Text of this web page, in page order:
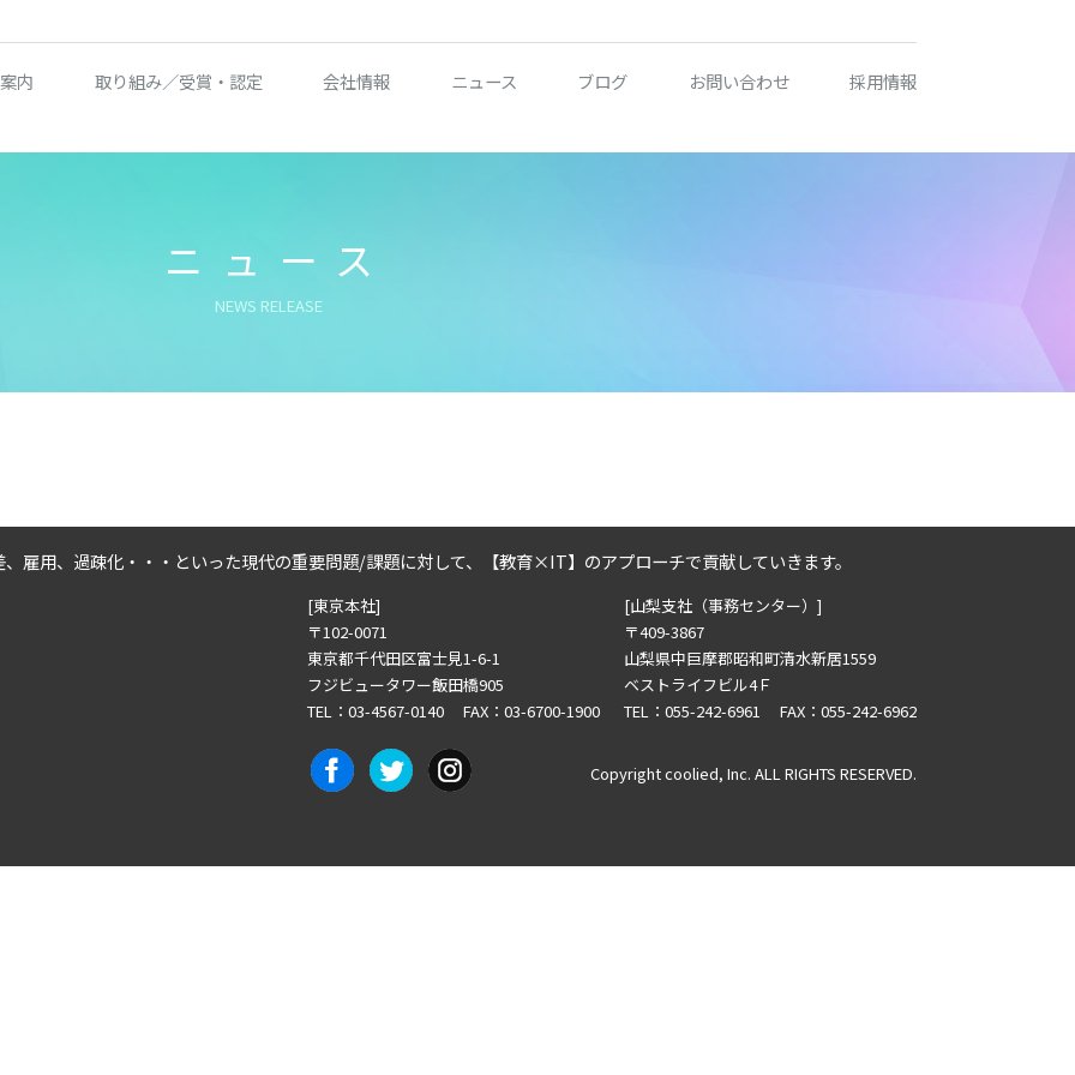
内 取り組み／受賞・認定 会社情報 ニュース ブログ お問い合わせ 採用情報
ニュース
NEWS RELEASE
雇用、過疎化・・・といった現代の重要問題/課題に対して、 【教育×IT】のアプローチで貢献していきます。
[東京本社]
〒102-0071
東京都千代田区富士見1-6-1
フジビュータワー飯田橋905
TEL：03-4567-0140 FAX：03-6700-1900
[山梨支社（事務センター）]
〒409-3867
山梨県中巨摩郡昭和町清水新居1559
ベストライフビル4Ｆ
TEL：055-242-6961 FAX：055-242-6962
Copyright coolied, Inc. ALL RIGHTS RESERVED.